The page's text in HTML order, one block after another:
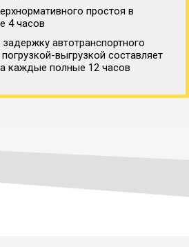
простоя в
4 часов
автотранспортного
выгрузкой составляет
каждые полные 12 часов